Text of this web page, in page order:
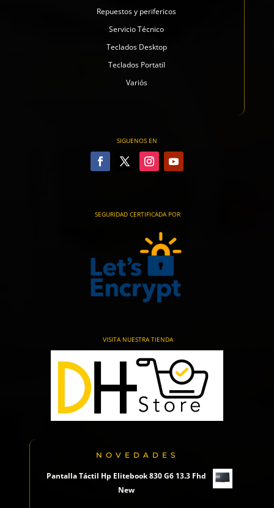
Repuestos y perifericos
Servicio Técnico
Teclados Desktop
Teclados Portatil
Variós
SIGUENOS EN
SEGURIDAD CERTIFICADA POR
VISITA NUESTRA TIENDA
NOVEDADES
Pantalla Táctil Hp Elitebook 830 G6 13.3 Fhd
New